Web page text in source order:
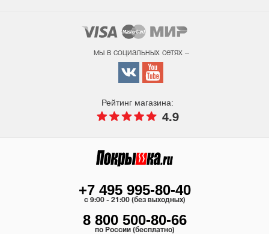
мы в социальных сетях –
Рейтинг магазина:
4.9
+7 495 995-80-40
c 9:00 - 21:00 (без выходных)
8 800 500-80-66
по России (бесплатно)